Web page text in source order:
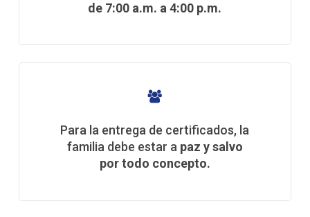
de 7:00 a.m. a 4:00 p.m.
Para la entrega de certificados, la
familia debe estar apaz y salvo
por todo concepto.